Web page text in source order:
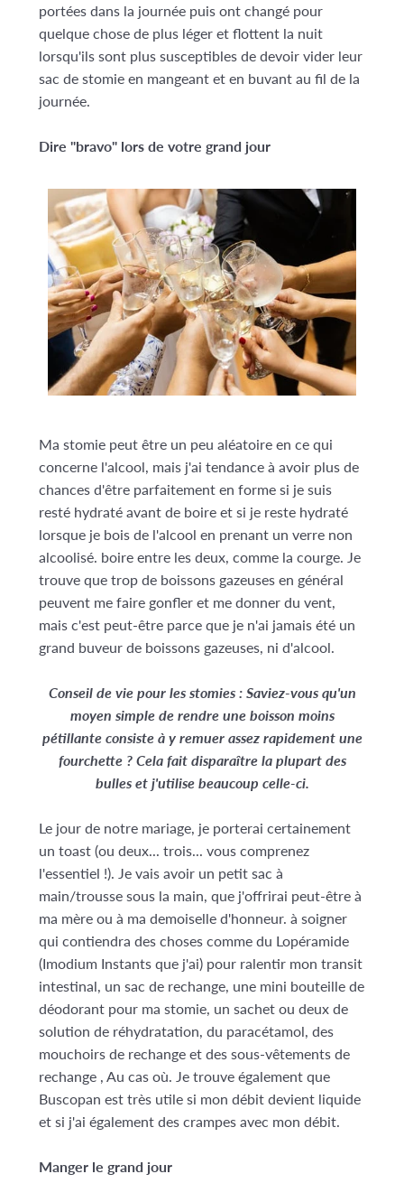
portées dans la journée puis ont changé pour
quelque chose de plus léger et flottent la nuit
lorsqu'ils sont plus susceptibles de devoir vider leur
sac de stomie en mangeant et en buvant au fil de la
journée.
Dire "bravo" lors de votre grand jour
Ma stomie peut être un peu aléatoire en ce qui
concerne l'alcool, mais j'ai tendance à avoir plus de
chances d'être parfaitement en forme si je suis
resté hydraté avant de boire et si je reste hydraté
lorsque je bois de l'alcool en prenant un verre non
alcoolisé. boire entre les deux, comme la courge. Je
trouve que trop de boissons gazeuses en général
peuvent me faire gonfler et me donner du vent,
mais c'est peut-être parce que je n'ai jamais été un
grand buveur de boissons gazeuses, ni d'alcool.
Conseil de vie pour les stomies : Saviez-vous qu'un
moyen simple de rendre une boisson moins
pétillante consiste à y remuer assez rapidement une
fourchette ? Cela fait disparaître la plupart des
bulles et j'utilise beaucoup celle-ci.
Le jour de notre mariage, je porterai certainement
un toast (ou deux... trois... vous comprenez
l'essentiel !). Je vais avoir un petit sac à
main/trousse sous la main, que j'offrirai peut-être à
ma mère ou à ma demoiselle d'honneur. à soigner
qui contiendra des choses comme du Lopéramide
(Imodium Instants que j'ai) pour ralentir mon transit
intestinal, un sac de rechange, une mini bouteille de
déodorant pour ma stomie, un sachet ou deux de
solution de réhydratation, du paracétamol, des
mouchoirs de rechange et des sous-vêtements de
rechange , Au cas où. Je trouve également que
Buscopan est très utile si mon débit devient liquide
et si j'ai également des crampes avec mon débit.
Manger le grand jour